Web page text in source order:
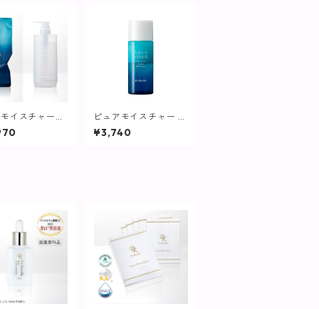
イスチャーク
グ【詰め替え
ボトルセッ
ピュアモイスチャー メ
イクリムーバー / 80m
L【リムーバー】
¥3,740